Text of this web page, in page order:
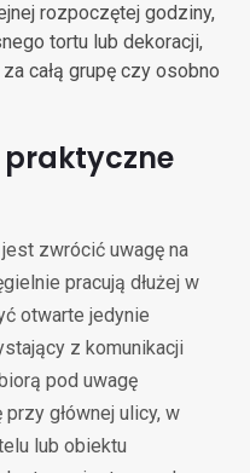
rozpoczętej godziny,
tortu lub dekoracji,
całą grupę czy osobno
zwrócić uwagę na
pracują dłużej w
otwarte jedynie
z komunikacji
pod uwagę
głównej ulicy, w
lub obiektu